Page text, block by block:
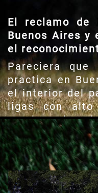
El reclamo de
Buenos Aires
el
Pareciera
practica en
el interior del
ligas con alto
gracias a las
diversas
nacionales
están
jugadoras de
vive en el